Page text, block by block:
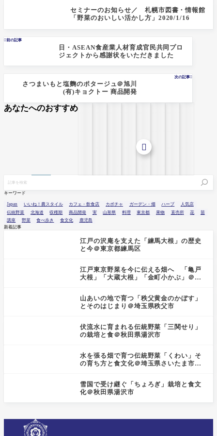
セミナーのお知らせ／ 札幌市図書・情報館
「野菜のおいしい活かし方」2020/1/16
前の記事
日・ASEAN食産業人材育成官民共同プロ
ジェクトから感謝状をいただきました
次の記事
さつまいもと塩麴のポタージュ＠旭川
(有)キョクトー 商品開発
キーワード
Japan いいね！農スタイル カフェ・飲食店 カボチャ ガーデン・畑 ハーブ
人気店
伝統野菜
北海道 収穫期 商品開発 実 山形県 料理 東京都 果物 直売所 花
苗
講座
野菜 食べ歩き 食文化
鹿児島
新着記事
江戸の沢庵を支えた「練馬大根」の歴史
と今＠東京都練馬区
江戸東京野菜を今に伝える畑へ 「亀戸
大根」「大蔵大根」「金町小かぶ」＠東
山あいの地で育つ「秩父黄金のかぼす」
とそのはじまり＠埼玉県秩父市
伏流水に育まれる伝統野菜「三関せり」
の栽培と食＠秋田県湯沢市
水を張る畑で育つ伝統野菜「くわい」そ
の育ち方と食文化＠埼玉県さいたま市見
雪国で受け継ぐ「ちょろぎ」栽培と食文
化＠秋田県湯沢市
あなたへのおすすめ
